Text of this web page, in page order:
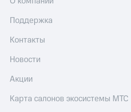
Поддержка
Контакты
Новости
Акции
Карта салонов экосистемы МТС